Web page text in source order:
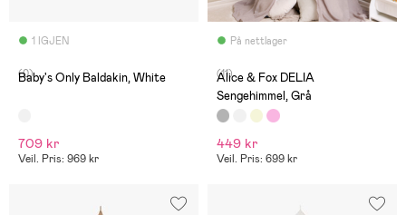
1 IGJEN
(0)
Baby's Only Baldakin, White
709 kr
Veil. Pris: 969 kr
På nettlager
(11)
Alice & Fox DELIA
Sengehimmel, Grå
449 kr
Veil. Pris: 699 kr